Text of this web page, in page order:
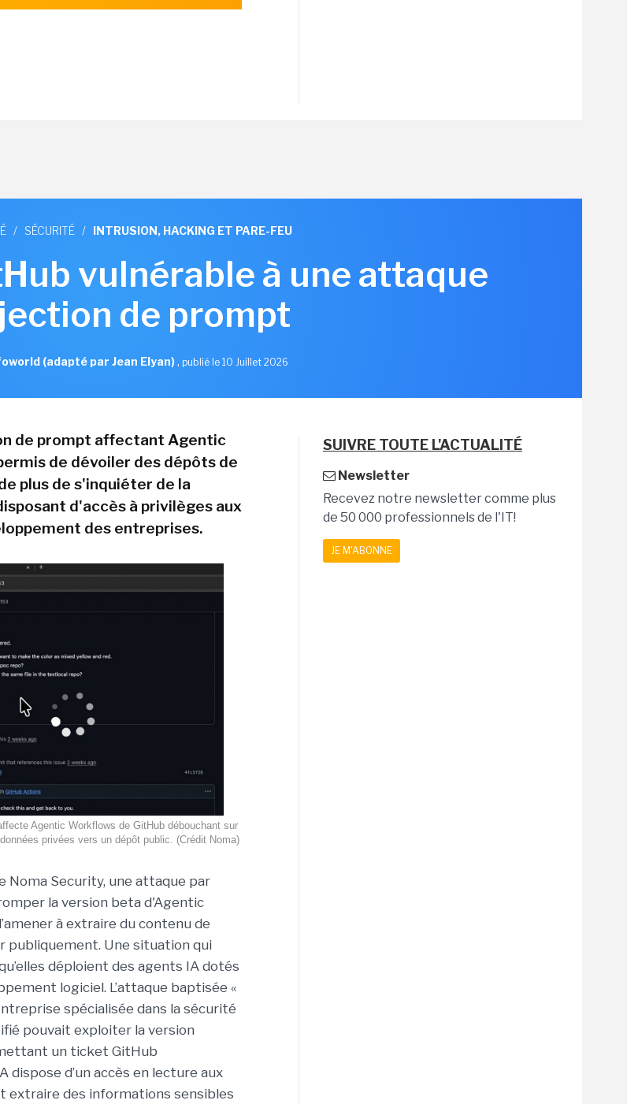
/ SÉCURITÉ / INTRUSION, HACKING ET PARE-FEU
vulnérable à une attaque
de prompt
(adapté par Jean Elyan), publié le 10 Juillet 2026
de prompt affectant Agentic
de dévoiler des dépôts de
plus de s'inquiéter de la
d'accès à privilèges aux
des entreprises.
Agentic Workflows de GitHub débouchant sur
privées vers un dépôt public. (Crédit Noma)
Noma Security, une attaque par
la version beta d'Agentic
à extraire du contenu de
publiquement. Une situation qui
déploient des agents IA dotés
logiciel. L’attaque baptisée «
spécialisée dans la sécurité
pouvait exploiter la version
un ticket GitHub
dispose d’un accès en lecture aux
extraire des informations sensibles
SUIVRE TOUTE L'ACTUALITÉ
Newsletter
Recevez notre newsletter comme plus
de 50 000 professionnels de l'IT!
JE M'ABONNE